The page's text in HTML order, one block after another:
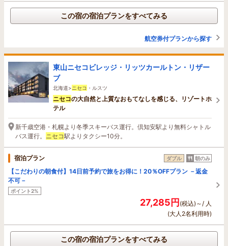
この宿の宿泊プランをすべてみる
航空券付プランから探す
東山ニセコビレッジ・リッツカールトン・リザー
ブ
北海道> ニセコ ・ルスツ
ニセコの大自然と上質なおもてなしを感じる、リゾートホ
テル
新千歳空港・札幌より冬季スキーバス運行。倶知安駅より無料シャトル
バス運行。
ニセコ駅よりタクシー10分。
宿泊プラン ダブル 朝のみ
【こだわりの朝食付】14日前予約で旅をお得に！20％OFFプラン －返金
不可－
ポイント2%
27,285円(税込)～/ 人
(大人2名利用時)
この宿の宿泊プランをすべてみる